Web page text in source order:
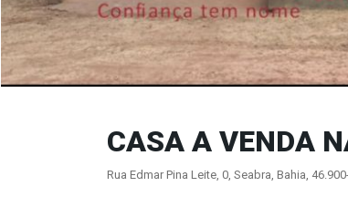
CASA A VENDA
Rua Edmar Pina Leite, 0, Seabra, Bahia,